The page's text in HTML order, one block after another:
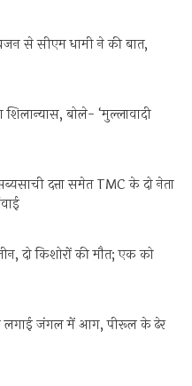
से सीएम धामी ने की बात,
बोले- ‘मुल्लावादी
दत्ता समेत TMC के दो नेता
दो किशोरों की मौत; एक को
ने लगाई जंगल में आग, पीरूल के ढेर